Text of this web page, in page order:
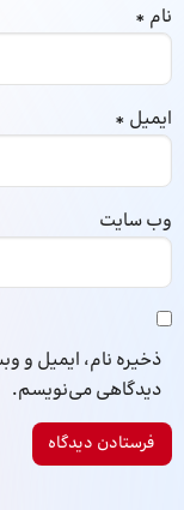
نام *
ایمیل *
وب‌ سایت
ذخیره نام، ایمیل و
دیدگاهی می‌نویسم.